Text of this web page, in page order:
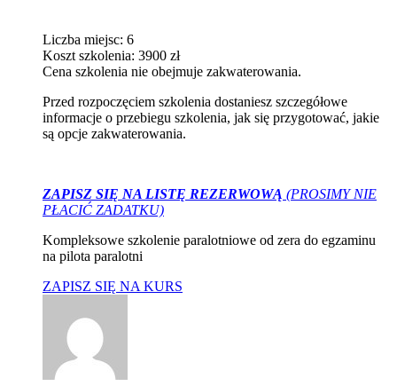
Liczba miejsc: 6
Koszt szkolenia: 3900 zł
Cena szkolenia nie obejmuje zakwaterowania.
Przed rozpoczęciem szkolenia dostaniesz szczegółowe
informacje o przebiegu szkolenia, jak się przygotować, jakie
są opcje zakwaterowania.
ZAPISZ SIĘ NA LISTĘ REZERWOWĄ (PROSIMY NIE
PŁACIĆ ZADATKU)
Kompleksowe szkolenie paralotniowe od zera do egzaminu
na pilota paralotni
ZAPISZ SIĘ NA KURS